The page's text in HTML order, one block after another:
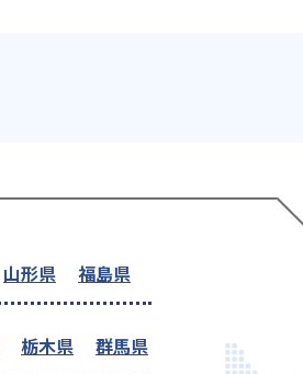
山形県 福島県
栃木県 群馬県